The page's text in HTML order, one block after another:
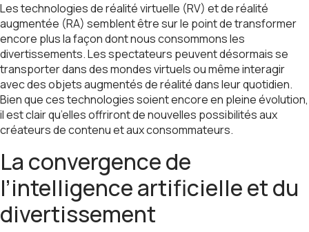
Les technologies de réalité virtuelle (RV) et de réalité
augmentée (RA) semblent être sur le point de transformer
encore plus la façon dont nous consommons les
divertissements. Les spectateurs peuvent désormais se
transporter dans des mondes virtuels ou même interagir
avec des objets augmentés de réalité dans leur quotidien.
Bien que ces technologies soient encore en pleine évolution,
il est clair qu’elles offriront de nouvelles possibilités aux
créateurs de contenu et aux consommateurs.
La convergence de
l’intelligence artificielle et du
divertissement